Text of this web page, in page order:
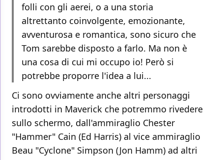
folli con gli aerei, o a una storia
altrettanto coinvolgente, emozionante,
avventurosa e romantica, sono sicuro che
Tom sarebbe disposto a farlo. Ma non è
una cosa di cui mi occupo io! Però si
potrebbe proporre l'idea a lui...
Ci sono ovviamente anche altri personaggi
introdotti in Maverick che potremmo rivedere
sullo schermo, dall'ammiraglio Chester
"Hammer" Cain (Ed Harris) al vice ammiraglio
Beau "Cyclone" Simpson (Jon Hamm) ad altri